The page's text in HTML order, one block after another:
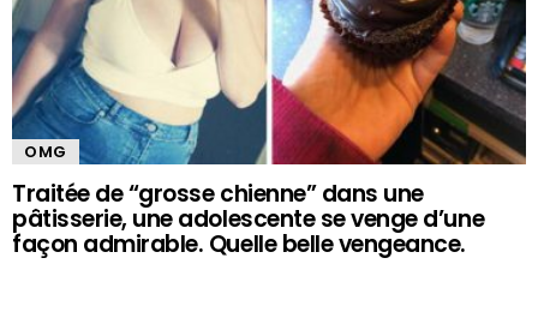
OMG
Traitée de “grosse chienne” dans une
pâtisserie, une adolescente se venge d’une
façon admirable. Quelle belle vengeance.